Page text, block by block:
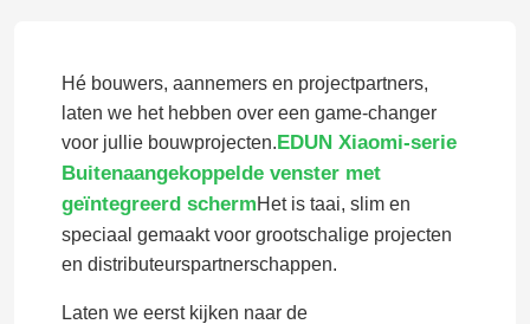
Hé bouwers, aannemers en projectpartners,
laten we het hebben over een game-changer
voor jullie bouwprojecten.EDUN Xiaomi-serie
Buitenaangekoppelde venster met
geïntegreerd schermHet is taai, slim en
speciaal gemaakt voor grootschalige projecten
en distributeurspartnerschappen.
Laten we eerst kijken naar de